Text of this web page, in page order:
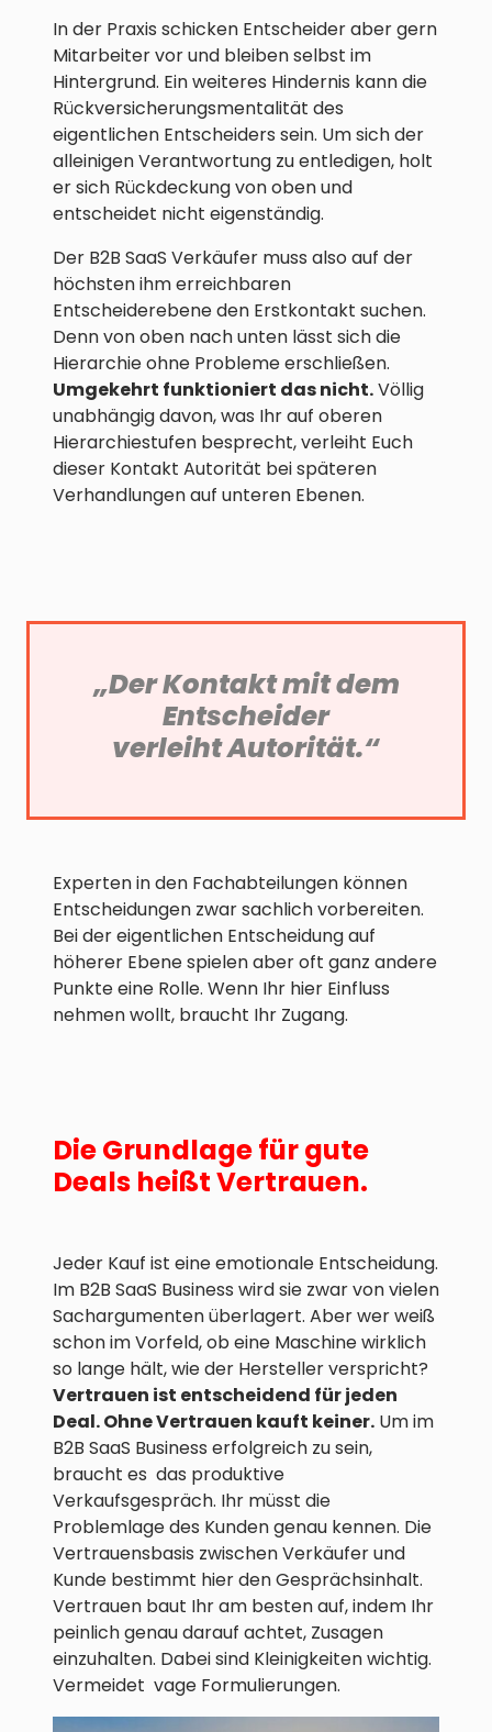
In der Praxis schicken Entscheider aber gern
Mitarbeiter vor und bleiben selbst im
Hintergrund. Ein weiteres Hindernis kann die
Rückversicherungsmentalität des
eigentlichen Entscheiders sein. Um sich der
alleinigen Verantwortung zu entledigen, holt
er sich Rückdeckung von oben und
entscheidet nicht eigenständig.
Der B2B SaaS Verkäufer muss also auf der
höchsten ihm erreichbaren
Entscheiderebene den Erstkontakt suchen.
Denn von oben nach unten lässt sich die
Hierarchie ohne Probleme erschließen.
Umgekehrt funktioniert das nicht.Völlig
unabhängig davon, was Ihr auf oberen
Hierarchiestufen besprecht, verleiht Euch
dieser Kontakt Autorität bei späteren
Verhandlungen auf unteren Ebenen.
„Der Kontakt mit dem
Entscheider
verleiht Autorität.“
Experten in den Fachabteilungen können
Entscheidungen zwar sachlich vorbereiten.
Bei der eigentlichen Entscheidung auf
höherer Ebene spielen aber oft ganz andere
Punkte eine Rolle. Wenn Ihr hier Einfluss
nehmen wollt, braucht Ihr Zugang.
Die Grundlage für gute
Deals heißt Vertrauen.
Jeder Kauf ist eine emotionale Entscheidung.
Im B2B SaaS Business wird sie zwar von vielen
Sachargumenten überlagert. Aber wer weiß
schon im Vorfeld, ob eine Maschine wirklich
so lange hält, wie der Hersteller verspricht?
Vertrauen ist entscheidend für jeden
Deal. Ohne Vertrauen kauft keiner. Um im
B2B SaaS Business erfolgreich zu sein,
braucht es das produktive
Verkaufsgespräch. Ihr müsst die
Problemlage des Kunden genau kennen. Die
Vertrauensbasis zwischen Verkäufer und
Kunde bestimmt hier den Gesprächsinhalt.
Vertrauen baut Ihr am besten auf, indem Ihr
peinlich genau darauf achtet, Zusagen
einzuhalten. Dabei sind Kleinigkeiten wichtig.
Vermeidet vage Formulierungen.